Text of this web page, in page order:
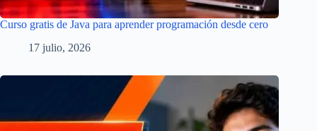
Curso gratis de Java para aprender programación desde cero
17 julio, 2026